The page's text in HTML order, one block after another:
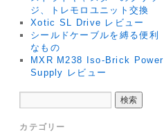
ジ、トレモロユニット交換
Xotic SL Drive レビュー
シールドケーブルを縛る便利
なもの
MXR M238 Iso-Brick Power
Supply レビュー
カテゴリー